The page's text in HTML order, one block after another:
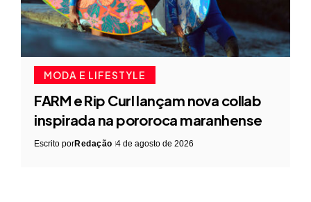
MODA E LIFESTYLE
FARM e Rip Curl lançam nova collab
inspirada na pororoca maranhense
Escrito porRedação 4 de agosto de 2026